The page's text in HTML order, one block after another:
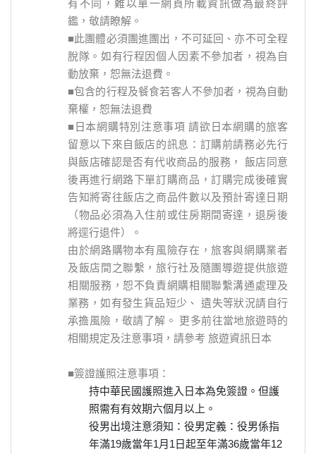
有不同，難以單一網頁所載資訊做為最終評
鑑，敬請瞭解。
■此團體必須團進團出，不可延回、亦不可全程
脫隊。如有行程因個人因素不參加者，視為自
動放棄，恕無法退費。
■包含的行程及餐食若客人不參加者，視為自動
棄權，恕無法退費
■日本網購特別注意事項 請欲日本網購的旅客
留意以下來自飯店的訊息：訂購前請務必先行
與飯店確認是否有代收商品的服務， 飯店同意
後再進行網路下單訂購商品，訂購完成後確實
告知將寄往飯店之商品件數以及預計寄達日期
（物品必須為入住前或住房期間寄達，退房後
將逕行退件）。
由於網路購物本有風險存在，旅客與網購業者
及飯店間之聯繫，旅行社及隨團導遊提供旅遊
相關服務，恕不負責網購相關聯繫溝通處理及
業務，如有發生貨品短少、 遺失等狀況請自行
承擔風險，敬請了解。 更多前往當地旅遊時的
相關規定及注意事項，請參考 旅遊資訊日本
■簽證護照注意事項：
持中華民國護照進入日本為免簽證。但護
照需有有效期六個月以上。
役男出境注意須知：役男定義：役男係指
年滿19歲當年1月1日起至年滿36歲當年12